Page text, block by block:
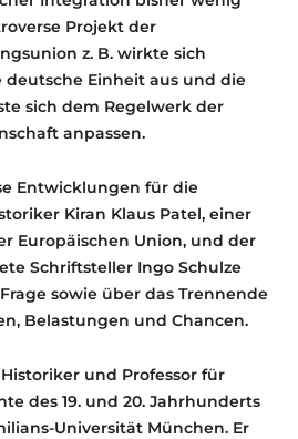
Projekt der
z. B. wirkte sich
Einheit aus und die
sich dem Regelwerk der
anpassen.
Entwicklungen für die
Kiran Klaus Patel, einer
Europäischen Union, und der
Schriftsteller Ingo Schulze
sowie über das Trennende
Belastungen und Chancen.
und Professor für
des 19. und 20. Jahrhunderts
Universität München. Er